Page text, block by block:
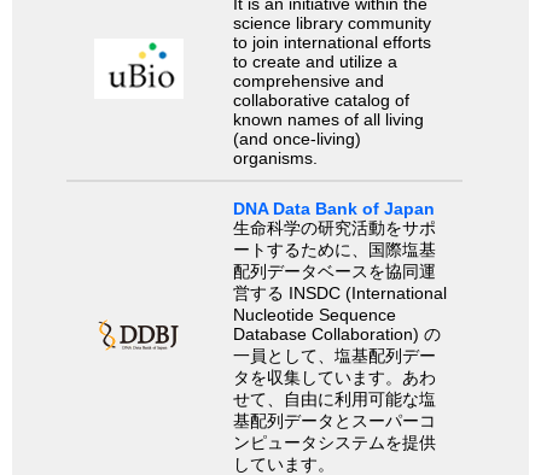
science library community
to join international efforts
to create and utilize a
comprehensive and
collaborative catalog of
known names of all living
(and once-living)
organisms.
DNA Data Bank of Japan
生命科学の研究活動をサポ
ートするために、国際塩基
配列データベースを協同運
営する INSDC (International
Nucleotide Sequence
Database Collaboration) の
一員として、塩基配列デー
タを収集しています。あわ
せて、自由に利用可能な塩
基配列データとスーパーコ
ンピュータシステムを提供
しています。